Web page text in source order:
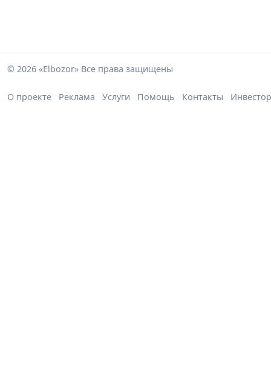
© 2026 «Elbozor» Все права защищены
О проекте Реклама Услуги Помощь Контакты